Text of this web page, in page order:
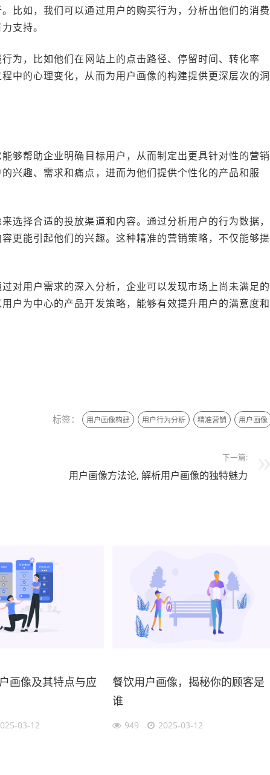
比如，我们可以通过用户的购买行为，分析出他们的消费
支持。
为，比如他们在网站上的点击路径、停留时间、转化率
中的心理变化，从而为用户画像的构建提供更深层次的洞
够帮助企业明确目标用户，从而制定出更具针对性的营销
兴趣、需求和痛点，进而为他们提供个性化的产品和服
选择合适的投放渠道和内容。通过分析用户的行为数据，
更能引起他们的兴趣。这种精准的营销策略，不仅能够提
对用户需求的深入分析，企业可以发现市场上尚未满足的
户为中心的产品开发策略，能够有效提升用户的满意度和
标签： 用户画像构建 用户行为分析 精准营销 用户画像
下一篇:
用户画像方法论, 解析用户画像的独特魅力
画像及其特点与应
03-12
餐饮用户画像，揭秘你的顾客是
谁
949 2025-03-12